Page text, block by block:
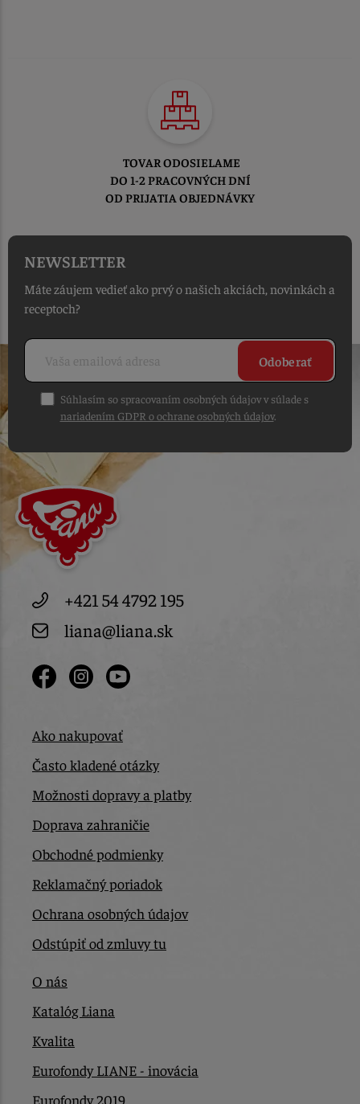
TOVAR ODOSIELAME
DO 1-2 PRACOVNÝCH DNÍ
OD PRIJATIA OBJEDNÁVKY
NEWSLETTER
Máte záujem vedieť ako prvý o našich akciách, novinkách a
receptoch?
Odoberať
Súhlasím so spracovaním osobných údajov v súlade s
nariadením GDPR o ochrane osobných údajov.
+421 54 4792 195
liana@liana.sk
Ako nakupovať
Často kladené otázky
Možnosti dopravy a platby
Doprava zahraničie
Obchodné podmienky
Reklamačný poriadok
Ochrana osobných údajov
Odstúpiť od zmluvy tu
O nás
Katalóg Liana
Kvalita
Eurofondy LIANE - inovácia
Eurofondy 2019